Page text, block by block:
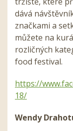
dává
značkami a
můžete na
rozličných
food festival.
https://
18/
Wendy